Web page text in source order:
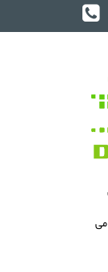
می